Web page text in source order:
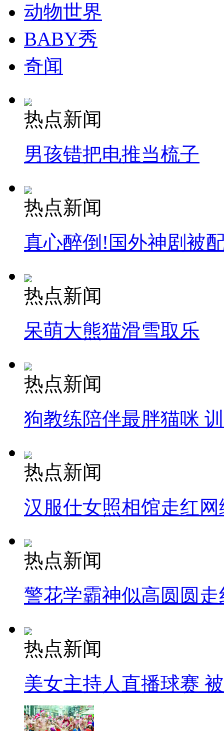
动物世界
BABY秀
奇闻
热点新闻
男孩错把电推当梳子
热点新闻
真心醉倒!国外神剧被
热点新闻
呆萌大熊猫滑雪取乐
热点新闻
狗教练陪伴最胖猫咪
热点新闻
汉服仕女照相馆走红网
热点新闻
警花学霸神似高圆圆走
热点新闻
美女主持人直播球赛